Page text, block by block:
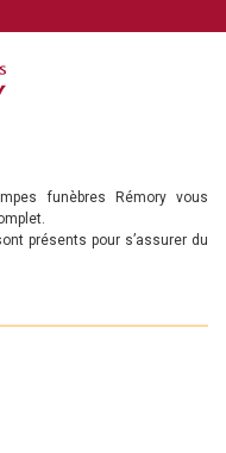
funèbres Rémory vous
présents pour s’assurer du